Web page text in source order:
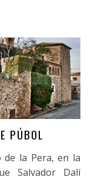
PÚBOL
de la Pera, en la
Salvador Dalí